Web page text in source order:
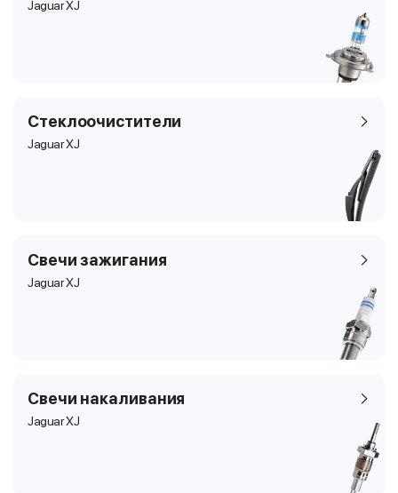
Jaguar XJ
Стеклоочистители
Jaguar XJ
Свечи зажигания
Jaguar XJ
Свечи накаливания
Jaguar XJ